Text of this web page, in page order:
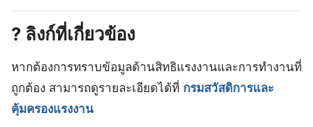
? ลิงก์ที่เกี่ยวข้อง
หากต้องการทราบข้อมูลด้านสิทธิแรงงานและการทำงานที่
ถูกต้อง สามารถดูรายละเอียดได้ที่ กรมสวัสดิการและ
คุ้มครองแรงงาน